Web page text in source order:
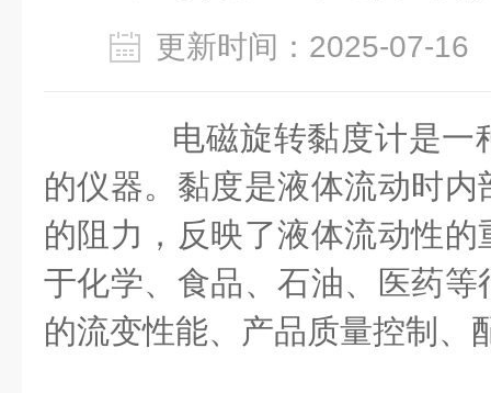
更新时间：2025-07-
电磁旋转黏度计是一
的仪器。黏度是液体流动时
的阻力，反映了液体流动性
于化学、食品、石油、医药
的流变性能、产品质量控制、